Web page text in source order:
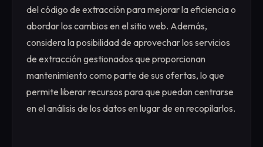
del código de extracción para mejorar la eficiencia o
abordar los cambios en el sitio web. Además,
considera la posibilidad de aprovechar los servicios
de extracción gestionados que proporcionan
mantenimiento como parte de sus ofertas, lo que
permite liberar recursos para que puedan centrarse
en el análisis de los datos en lugar de en recopilarlos.